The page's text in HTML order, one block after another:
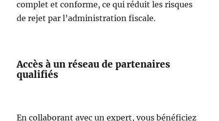
complet et conforme, ce qui réduit les risques
de rejet par l’administration fiscale.
Accès à un réseau de partenaires
qualifiés
En collaborant avec un expert, vous bénéficiez